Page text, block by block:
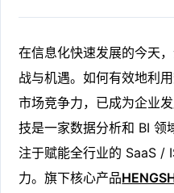
在信息化快速发展的今天
战与机遇。如何有效地利
市场竞争力，已成为企业
技是一家数据分析和 BI 领
注于赋能全行业的 SaaS /
力。旗下核心产品